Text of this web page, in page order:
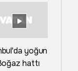
yoğun
hattı